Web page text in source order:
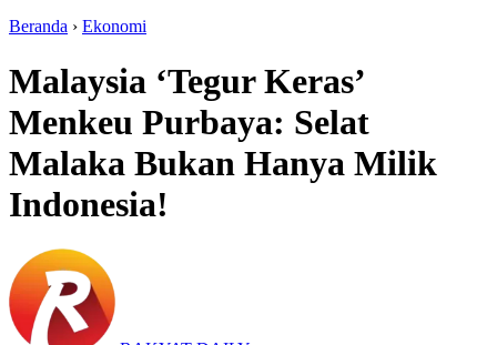
Beranda › Ekonomi
Malaysia ‘Tegur Keras’
Menkeu Purbaya: Selat
Malaka Bukan Hanya Milik
Indonesia!